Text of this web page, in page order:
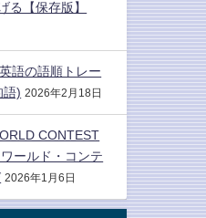
る【保存版】
語の語順トレー
語) 2026年2月18日
CONTEST
ールド・コンテ
2026年1月6日